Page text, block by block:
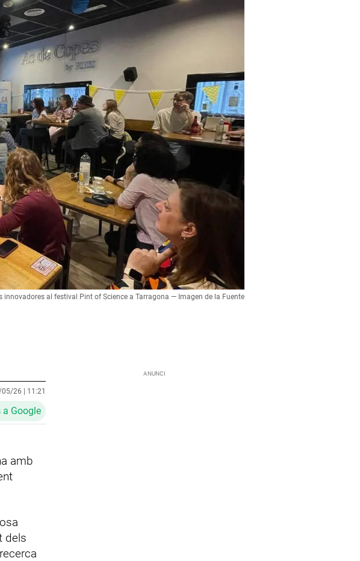
al festival Pint of Science a Tarragona — Imagen de la Fuente
05/26 | 11:21
a Google
amb
dels